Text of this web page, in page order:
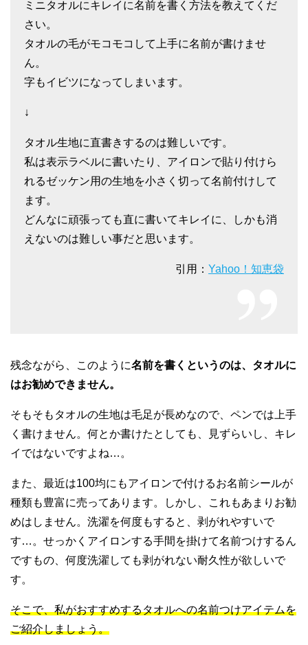
ミニタオルにキレイに名前を書く方法を教えてくだ
さい。
タオルの毛がモコモコして上手に名前が書けませ
ん。
字もイビツになってしまいます。
↓
タオル生地に直書きするのは難しいです。
私は表示ラベルに書いたり、アイロンで貼り付けら
れるゼッケン用の生地を小さく切って名前付けして
ます。
どんなに頑張っても直に書いてキレイに、しかも消
えないのは難しい事だと思います。
引用： Yahoo！知恵袋
残念ながら、このように名前を書くというのは、タオルに
はお勧めできません。
そもそもタオルの生地は毛足が長めなので、ペンでは上手
く書けません。何とか書けたとしても、見ずらいし、キレ
イではないですよね…。
また、最近は100均にもアイロンで付けるお名前シールが
種類も豊富に売ってあります。しかし、これもあまりお勧
めはしません。洗濯を何度もすると、剥がれやすいで
す…。せっかくアイロンする手間を掛けて名前つけするん
ですもの、何度洗濯しても剥がれない耐久性が欲しいで
す。
そこで、私がおすすめするタオルへの名前つけアイテムを
ご紹介しましょう。